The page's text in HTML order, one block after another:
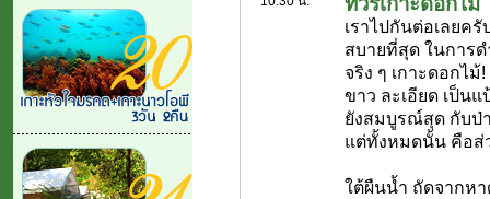
เราไปกันต่อเลยค
สบายที่สุด ในการ
จริง ๆ เกาะดอกไ
ขาว ละเอียด เป็น
ยังสมบูรณ์สุด กับป่
แต่ทั้งหมดนั้น คือส่
ใต้ผืนน้ำ ถัดจากห